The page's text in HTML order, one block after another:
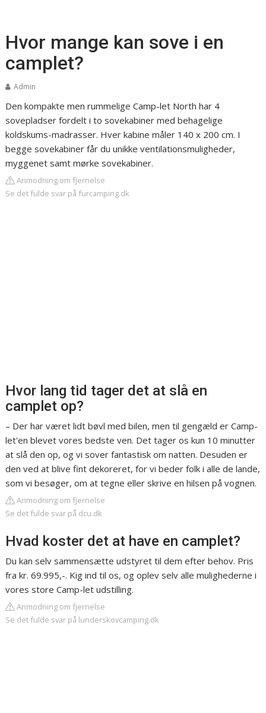
Hvor mange kan sove i en
camplet?
Admin
Den kompakte men rummelige Camp-let North har 4
sovepladser fordelt i to sovekabiner med behagelige
koldskums-madrasser. Hver kabine måler 140 x 200 cm. I
begge sovekabiner får du unikke ventilationsmuligheder,
myggenet samt mørke sovekabiner.
Anmodning om fjernelse
Se det fulde svar på furcamping.dk
Hvor lang tid tager det at slå en
camplet op?
– Der har været lidt bøvl med bilen, men til gengæld er Camp-
let'en blevet vores bedste ven. Det tager os kun 10 minutter
at slå den op, og vi sover fantastisk om natten. Desuden er
den ved at blive fint dekoreret, for vi beder folk i alle de lande,
som vi besøger, om at tegne eller skrive en hilsen på vognen.
Anmodning om fjernelse
Se det fulde svar på dcu.dk
Hvad koster det at have en camplet?
Du kan selv sammensætte udstyret til dem efter behov. Pris
fra kr. 69.995,-. Kig ind til os, og oplev selv alle mulighederne i
vores store Camp-let udstilling.
Anmodning om fjernelse
Se det fulde svar på lunderskovcamping.dk